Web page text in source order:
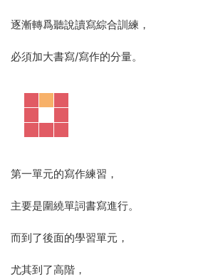
逐漸轉爲聽說讀寫綜合訓練，
必須加大書寫/寫作的分量。
第一單元的寫作練習，
主要是圍繞單詞書寫進行。
而到了後面的學習單元，
尤其到了高階，